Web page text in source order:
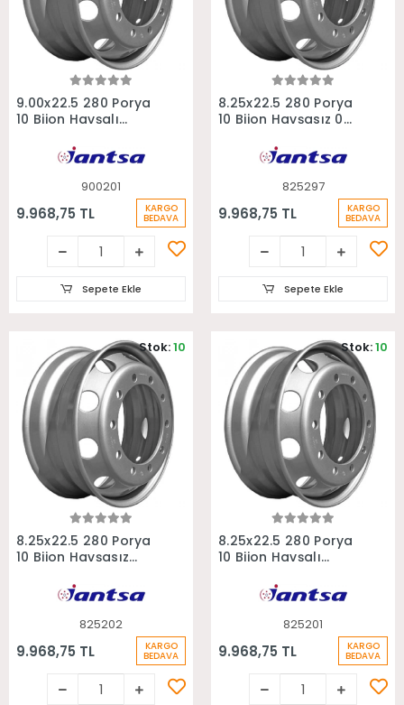
Sepete Ekle
9.00x22.5 280 Porya
10 Bijon Havşalı
900201
9.968,75 TL KARGO
BEDAVA
Sepete Ekle
Sepete Ekle
8.25x22.5 280 Porya
10 Bijon Havşasız 0
825297
9.968,75 TL KARGO
BEDAVA
Sepete Ekle
Sepete Ekle
8.25x22.5 280 Porya
10 Bijon Havşasız
825202
9.968,75 TL KARGO
BEDAVA
Stok:10
Sepete Ekle
8.25x22.5 280 Porya
10 Bijon Havşalı
825201
9.968,75 TL KARGO
BEDAVA
Stok:10